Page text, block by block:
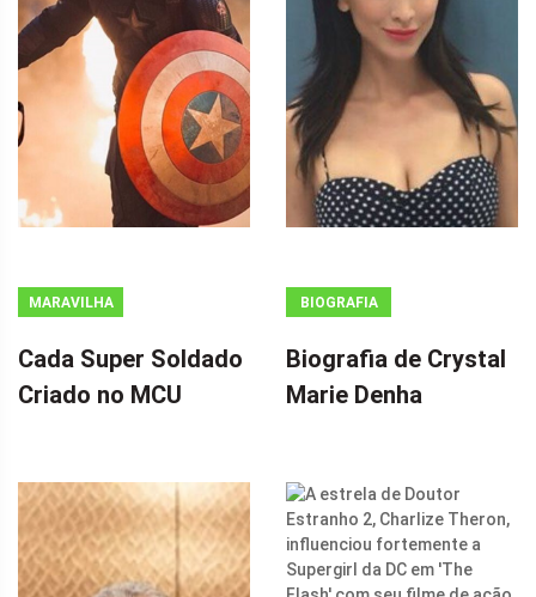
MARAVILHA
Cada Super Soldado
Criado no MCU
BIOGRAFIA
Biografia de Crystal
Marie Denha